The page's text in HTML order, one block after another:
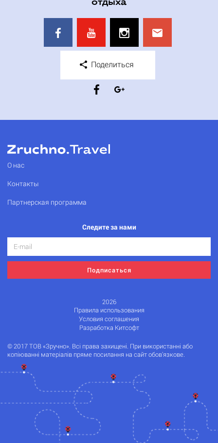
отдыха
Поделиться
О нас
Контакты
Партнерская программа
Следите за нами
Подписаться
2026
Правила использования
Условия соглашения
Разработка Китсофт
© 2017 ТОВ «Зручно». Всі права захищені. При використанні або
копіюванні матеріалів пряме посилання на сайт обов'язкове.